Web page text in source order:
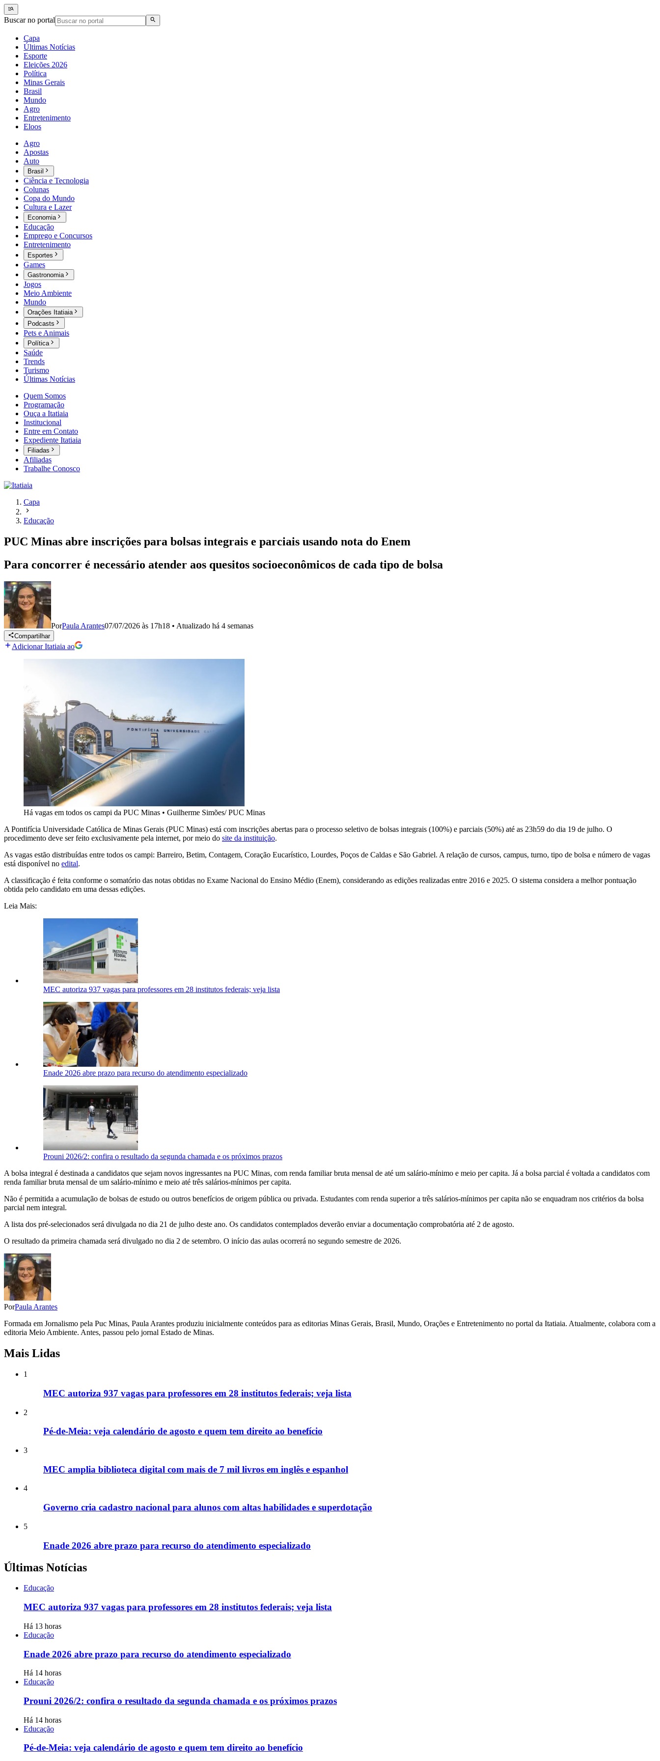
Buscar no portal
Capa
Últimas Notícias
Esporte
Eleições 2026
Política
Minas Gerais
Brasil
Mundo
Agro
Entretenimento
Eloos
Agro
Apostas
Auto
Brasil
Ciência e Tecnologia
Colunas
Copa do Mundo
Cultura e Lazer
Economia
Educação
Emprego e Concursos
Entretenimento
Esportes
Games
Gastronomia
Jogos
Meio Ambiente
Mundo
Orações Itatiaia
Podcasts
Pets e Animais
Política
Saúde
Trends
Turismo
Últimas Notícias
Quem Somos
Programação
Ouça a Itatiaia
Institucional
Entre em Contato
Expediente Itatiaia
Filiadas
Afiliadas
Trabalhe Conosco
Capa
Educação
PUC Minas abre inscrições para bolsas integrais e parciais usando nota do Enem
Para concorrer é necessário atender aos quesitos socioeconômicos de cada tipo de bolsa
PorPaula Arantes07/07/2026 às 17h18 • Atualizado há 4 semanas
Compartilhar
Adicionar Itatiaia ao
Há vagas em todos os campi da PUC Minas • Guilherme Simões/ PUC Minas
A Pontifícia Universidade Católica de Minas Gerais (PUC Minas) está com inscrições abertas para o processo seletivo de bolsas integrais (100%) e parciais (50%) até as 23h59 do dia 19 de julho. O
procedimento deve ser feito exclusivamente pela internet, por meio do site da instituição.
As vagas estão distribuídas entre todos os campi: Barreiro, Betim, Contagem, Coração Eucarístico, Lourdes, Poços de Caldas e São Gabriel. A relação de cursos, campus, turno, tipo de bolsa e número de vagas
está disponível no edital.
A classificação é feita conforme o somatório das notas obtidas no Exame Nacional do Ensino Médio (Enem), considerando as edições realizadas entre 2016 e 2025. O sistema considera a melhor pontuação
obtida pelo candidato em uma dessas edições.
Leia Mais:
MEC autoriza 937 vagas para professores em 28 institutos federais; veja lista
Enade 2026 abre prazo para recurso do atendimento especializado
Prouni 2026/2: confira o resultado da segunda chamada e os próximos prazos
A bolsa integral é destinada a candidatos que sejam novos ingressantes na PUC Minas, com renda familiar bruta mensal de até um salário-mínimo e meio per capita. Já a bolsa parcial é voltada a candidatos com
renda familiar bruta mensal de um salário-mínimo e meio até três salários-mínimos per capita.
Não é permitida a acumulação de bolsas de estudo ou outros benefícios de origem pública ou privada. Estudantes com renda superior a três salários-mínimos per capita não se enquadram nos critérios da bolsa
parcial nem integral.
A lista dos pré-selecionados será divulgada no dia 21 de julho deste ano. Os candidatos contemplados deverão enviar a documentação comprobatória até 2 de agosto.
O resultado da primeira chamada será divulgado no dia 2 de setembro. O início das aulas ocorrerá no segundo semestre de 2026.
PorPaula Arantes
Formada em Jornalismo pela Puc Minas, Paula Arantes produziu inicialmente conteúdos para as editorias Minas Gerais, Brasil, Mundo, Orações e Entretenimento no portal da Itatiaia. Atualmente, colabora com a
editoria Meio Ambiente. Antes, passou pelo jornal Estado de Minas.
Mais Lidas
1
MEC autoriza 937 vagas para professores em 28 institutos federais; veja lista
2
Pé-de-Meia: veja calendário de agosto e quem tem direito ao benefício
3
MEC amplia biblioteca digital com mais de 7 mil livros em inglês e espanhol
4
Governo cria cadastro nacional para alunos com altas habilidades e superdotação
5
Enade 2026 abre prazo para recurso do atendimento especializado
Últimas Notícias
Educação
MEC autoriza 937 vagas para professores em 28 institutos federais; veja lista
Há 13 horas
Educação
Enade 2026 abre prazo para recurso do atendimento especializado
Há 14 horas
Educação
Prouni 2026/2: confira o resultado da segunda chamada e os próximos prazos
Há 14 horas
Educação
Pé-de-Meia: veja calendário de agosto e quem tem direito ao benefício